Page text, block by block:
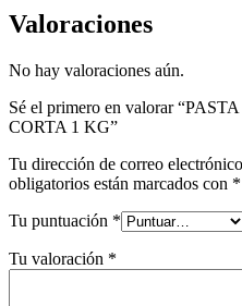
Valoraciones
No hay valoraciones aún.
Sé el primero en valorar
CORTA 1 KG”
Tu dirección de correo
obligatorios están marcados con *
Tu puntuación *
Tu valoración *